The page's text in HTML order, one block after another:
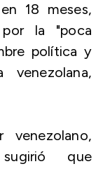
18 meses,
la "poca
política y
que